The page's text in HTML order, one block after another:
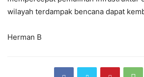
wilayah terdampak bencana dapat
Herman B